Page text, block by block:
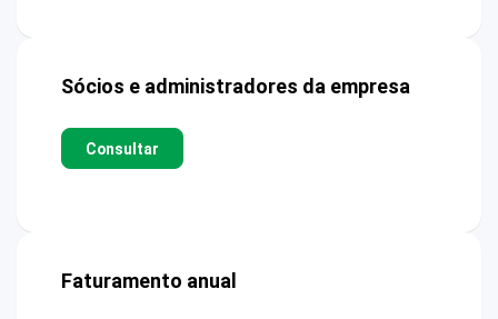
Sócios e administradores da empresa
Consultar
Faturamento anual